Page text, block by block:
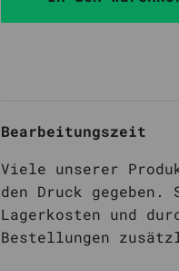
Bearbeitungszeit
Viele unserer
den Druck gegeben.
Lagerkosten und
Bestellungen